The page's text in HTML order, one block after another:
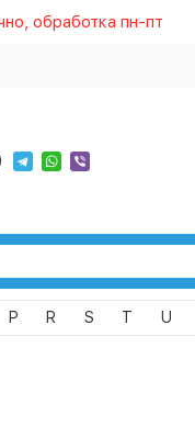
обработка пн-пт
P R S T U